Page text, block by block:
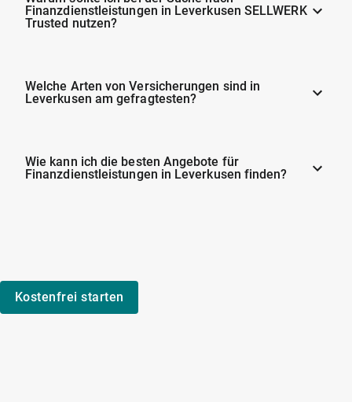
Finanzdienstleistungen in Leverkusen SELLWERK
Trusted nutzen?
Welche Arten von Versicherungen sind in
Leverkusen am gefragtesten?
Wie kann ich die besten Angebote für
Finanzdienstleistungen in Leverkusen finden?
Kostenfrei starten